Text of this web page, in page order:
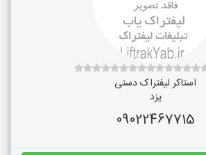
استاکر لیفتراک دستی
یزد
09022467715